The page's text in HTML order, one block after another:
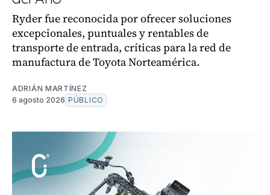
Ryder fue reconocida por ofrecer soluciones
excepcionales, puntuales y rentables de
transporte de entrada, críticas para la red de
manufactura de Toyota Norteamérica.
ADRIÁN MARTÍNEZ
6 agosto 2026 PÚBLICO